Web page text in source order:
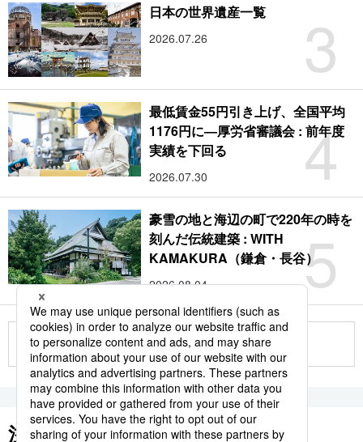
3
日本の世界遺産一覧
2026.07.26
4
最低賃金55円引き上げ、全国平均
1176円に―厚労省審議会 : 前年度
実績を下回る
2026.07.30
5
豪雪の地と海辺の町で220年の時を
刻んだ伝統建築 : WITH
KAMAKURA（鎌倉・長谷）
2026.08.04
もっと見る
注目のキーワード